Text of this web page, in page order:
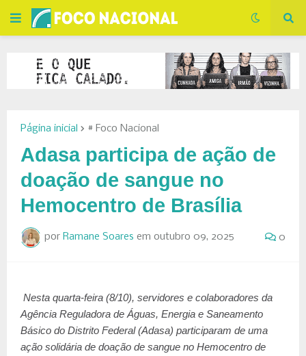
Página inicial # Foco Nacional
Adasa participa de ação de
doação de sangue no
Hemocentro de Brasília
por Ramane Soares em outubro 09, 2025 0
Nesta quarta-feira (8/10), servidores e colaboradores da
Agência Reguladora de Águas, Energia e Saneamento
Básico do Distrito Federal (Adasa) participaram de uma
ação solidária de doação de sangue no Hemocentro de